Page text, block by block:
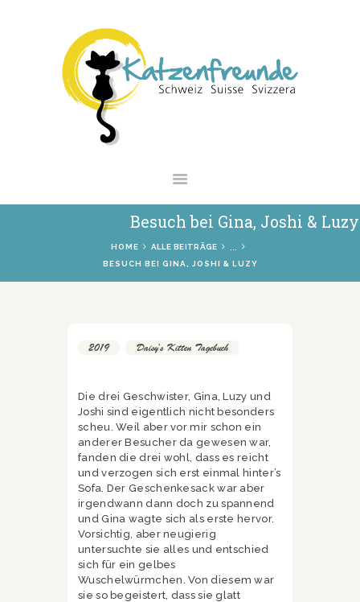
Besuch bei Gina, Joshi & Luzy
HOME ALLE BEITRÄGE
BESUCH BEI GINA, JOSHI & LUZY
NEWS
VERMITTLUNG
INTERESSANTES
SHOP
2019 Daisy's Kitten Tagebuch
Die drei Geschwister, Gina, Luzy und
Joshi sind eigentlich nicht besonders
scheu. Weil aber vor mir schon ein
anderer Besucher da gewesen war,
fanden die drei wohl, dass es reicht
und verzogen sich erst einmal hinter’s
Sofa. Der Geschenkesack war aber
irgendwann dann doch zu spannend
und Gina wagte sich als erste hervor.
Vorsichtig, aber neugierig
untersuchte sie alles und entschied
sich für ein gelbes
Wuschelwürmchen. Von diesem war
sie so begeistert, dass sie glatt